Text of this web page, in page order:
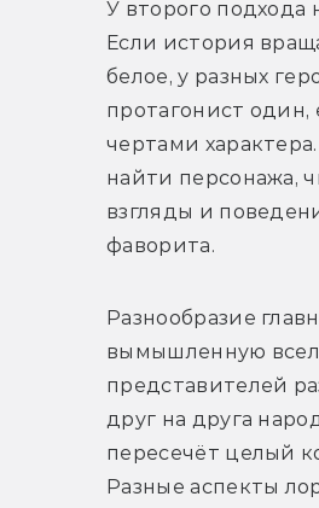
У второго подхода
Если история
белое, у разных
протагонист
чертами
найти персонажа,
взгляды и
фаворита.
Разнообразие
вымышленную
представителей
друг на друга
пересечёт целый
Разные аспекты